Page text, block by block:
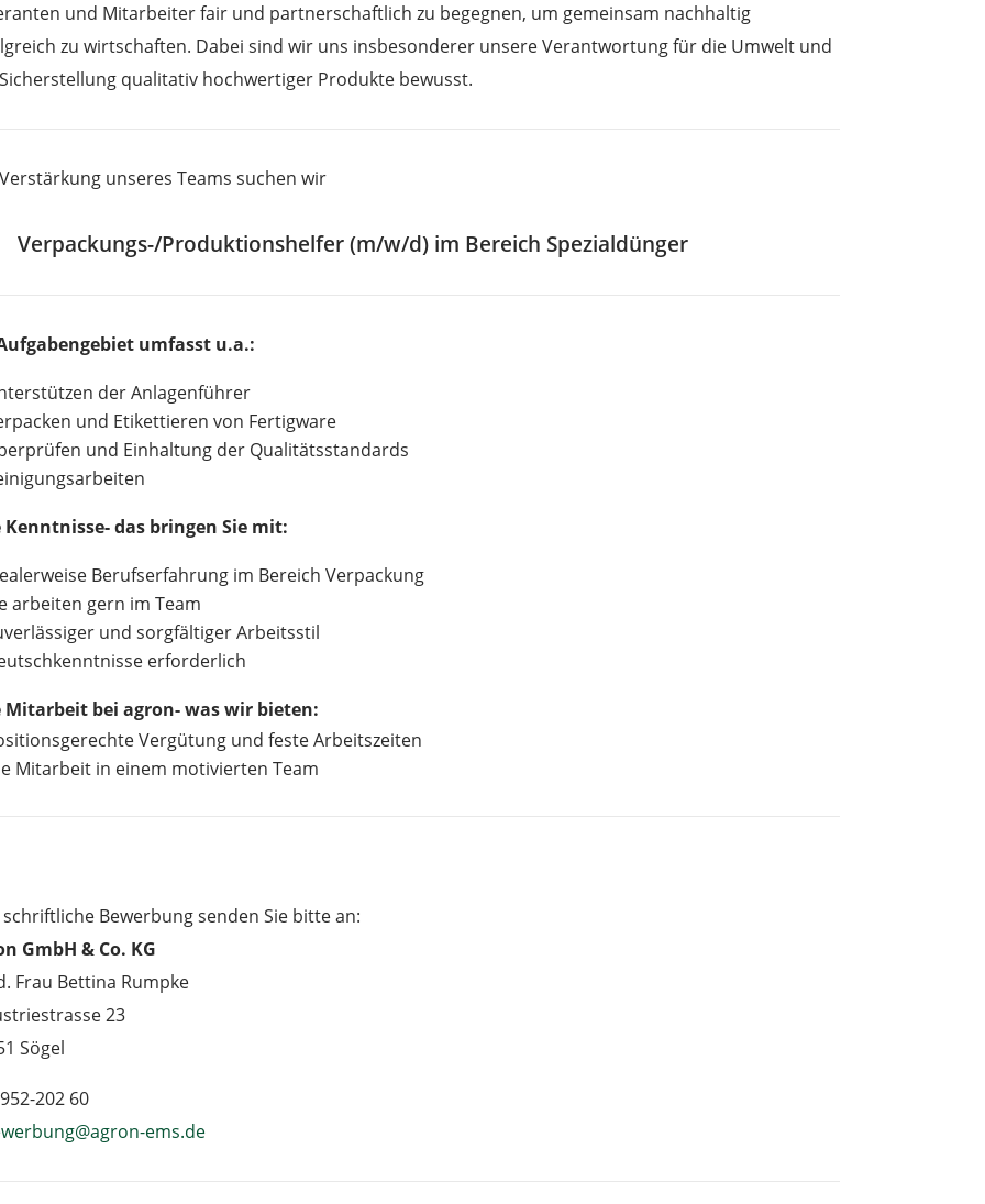
und Mitarbeiter fair und partnerschaftlich zu begegnen, um gemeinsam nachhaltig
zu wirtschaften. Dabei sind wir uns insbesonderer unsere Verantwortung für die Umwelt und
qualitativ hochwertiger Produkte bewusst.
unseres Teams suchen wir
Verpackungs-/Produktionshelfer (m/w/d) im Bereich Spezialdünger
umfasst u.a.:
der Anlagenführer
und Etikettieren von Fertigware
und Einhaltung der Qualitätsstandards
Kenntnisse- das bringen Sie mit:
Berufserfahrung im Bereich Verpackung
arbeiten gern im Team
und sorgfältiger Arbeitsstil
erforderlich
Mitarbeit bei agron- was wir bieten:
Vergütung und feste Arbeitszeiten
Mitarbeit in einem motivierten Team
Bewerbung senden Sie bitte an:
GmbH & Co. KG
Frau Bettina Rumpke
23
Sögel
202 60
ems.de